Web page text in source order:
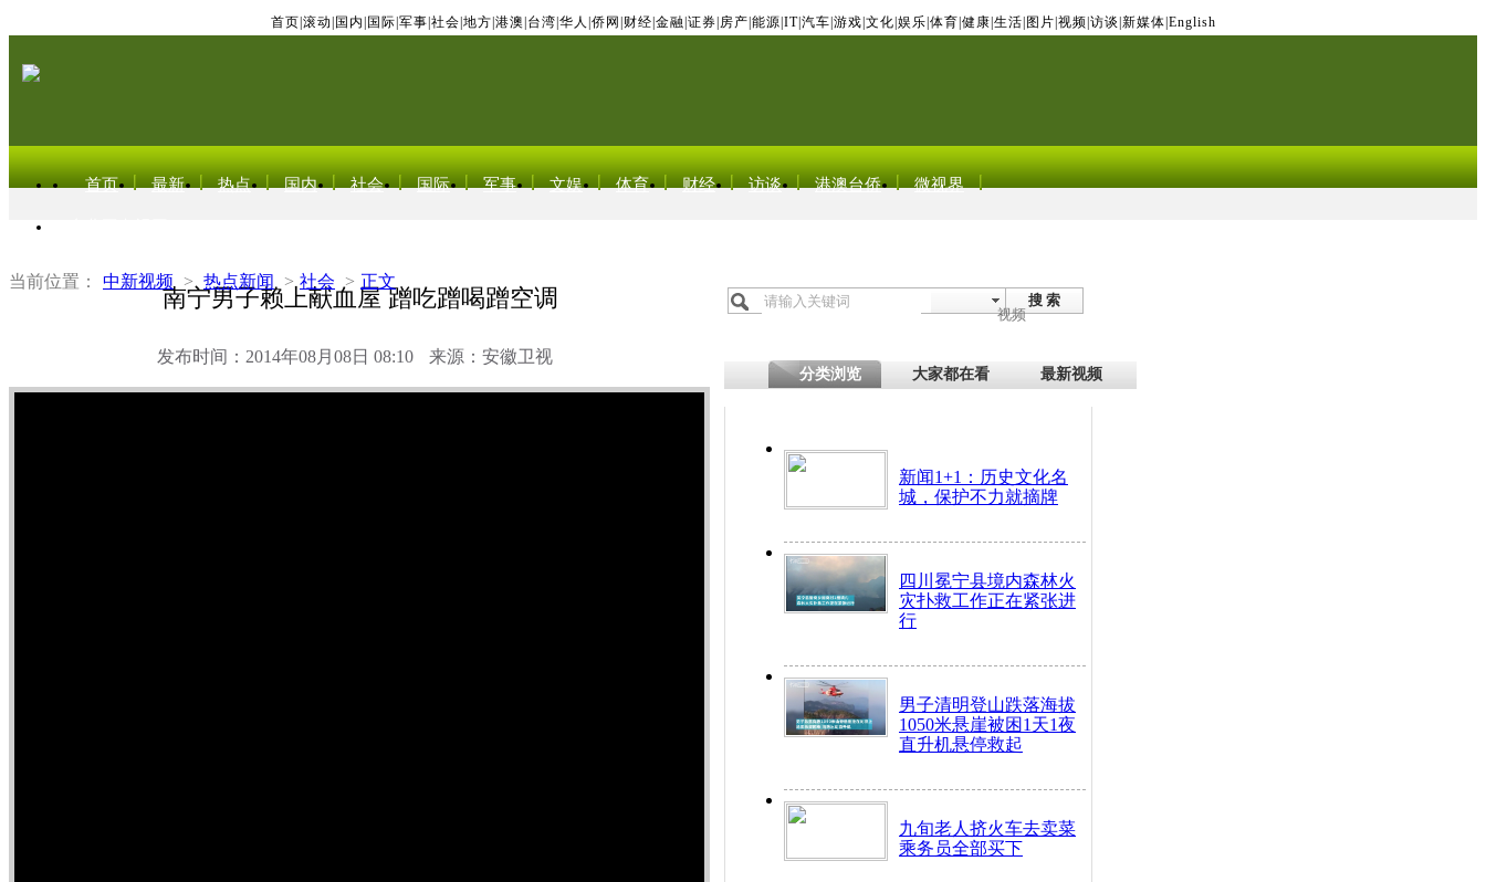
首页 滚动 国内 国际 军事 社会 地方 港澳 台湾 华人 侨网 财经 金融 证券 房产 能源 IT| 汽车 游戏 文化 娱乐 体育 健康 生活 图片 视频 访谈 新媒体 English
首页 最新 热点 国内 社会 国际 军事 文娱 体育 财经 访谈 港澳台侨 微视界
当前位置： 中新视频 > 热点新闻 > 社会 > 正文
南宁男子赖上献血屋 蹭吃蹭喝蹭空调
发布时间：2014年08月08日 08:10 来源：安徽卫视
搜 索
视频
分类浏览 大家都在看 最新视频
新闻1+1：历史文化名
城，保护不力就摘牌
四川冕宁县境内森林火
灾扑救工作正在紧张进
行
男子清明登山跌落海拔
1050米悬崖被困1天1夜
直升机悬停救起
九旬老人挤火车去卖菜
乘务员全部买下